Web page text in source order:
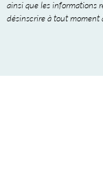
ainsi que les informations
désinscrire à tout moment